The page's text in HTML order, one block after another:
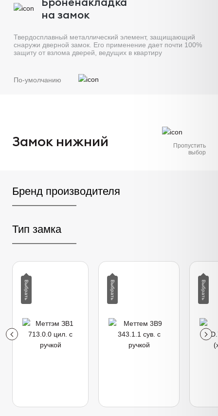
на замок
Твердосплавный металлический элемент, защищающий
снаружи дверной замок. Его применение дает почти 100%
защиту от взлома дверей, ведущих в квартиру
По-умолчанию
Замок нижний
Пропустить
выбор
Бренд производителя
Тип замка